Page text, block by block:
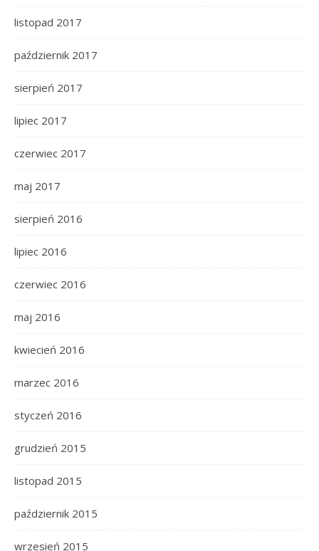
listopad 2017
październik 2017
sierpień 2017
lipiec 2017
czerwiec 2017
maj 2017
sierpień 2016
lipiec 2016
czerwiec 2016
maj 2016
kwiecień 2016
marzec 2016
styczeń 2016
grudzień 2015
listopad 2015
październik 2015
wrzesień 2015